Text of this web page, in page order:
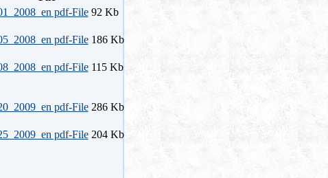
92 Kb
186 Kb
115 Kb
286 Kb
204 Kb